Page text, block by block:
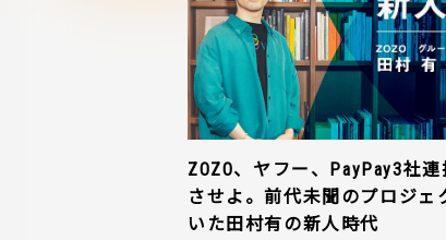
ZOZO、ヤフー、PayPay3社
させよ。前代未聞のプロジェ
いた田村有の新人時代